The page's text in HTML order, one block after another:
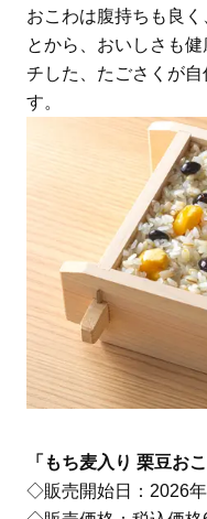
おこわは腹持ちも良
とから、おいしさも
チした、たごさくが
す。
「もち麦入り 栗豆おこ
◇販売開始日：2026年